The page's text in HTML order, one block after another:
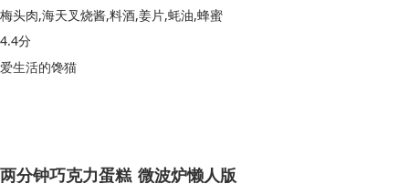
梅头肉,海天叉烧酱,料酒,姜片,蚝油,蜂蜜
4.4分
爱生活的馋猫
两分钟巧克力蛋糕_微波炉懒人版